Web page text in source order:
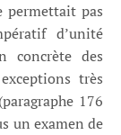
permettait pas
d’unité
des
très
176
un examen de